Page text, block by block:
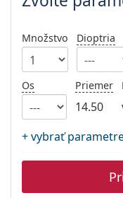
Persol
Prada
Všetky značky
Množstvo Dioptria
Os Priemer
14.50
+ vybrať